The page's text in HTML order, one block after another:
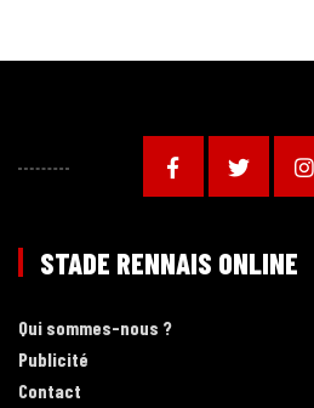
STADE RENNAIS ONLINE
Qui sommes-nous ?
Publicité
Contact